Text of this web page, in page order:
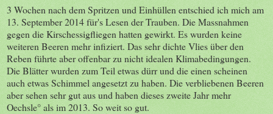
3 Wochen nach dem Spritzen und Einhüllen entschied ich mich am
13. September 2014 für's Lesen der Trauben. Die Massnahmen
gegen die Kirschessigfliegen hatten gewirkt. Es wurden keine
weiteren Beeren mehr infiziert. Das sehr dichte Vlies über den
Reben führte aber offenbar zu nicht idealen Klimabedingungen.
Die Blätter wurden zum Teil etwas dürr und die einen scheinen
auch etwas Schimmel angesetzt zu haben. Die verbliebenen Beeren
aber sehen sehr gut aus und haben dieses zweite Jahr mehr
Oechsle° als im 2013. So weit so gut.